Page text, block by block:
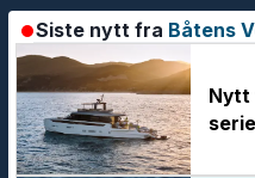
Siste nytt fra Båtens
Nytt